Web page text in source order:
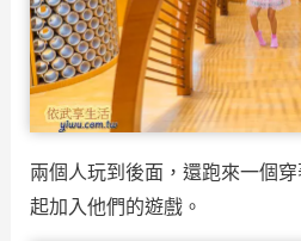
兩個人玩到後面，還跑來一個
起加入他們的遊戲。